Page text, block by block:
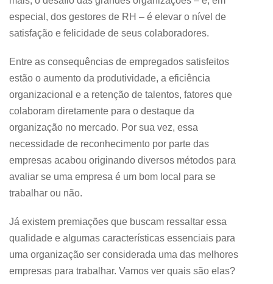
especial, dos gestores de RH – é elevar o nível de
satisfação e felicidade de seus colaboradores.
Entre as consequências de empregados satisfeitos
estão o aumento da produtividade, a eficiência
organizacional e a retenção de talentos, fatores que
colaboram diretamente para o destaque da
organização no mercado. Por sua vez, essa
necessidade de reconhecimento por parte das
empresas acabou originando diversos métodos para
avaliar se uma empresa é um bom local para se
trabalhar ou não.
Já existem premiações que buscam ressaltar essa
qualidade e algumas características essenciais para
uma organização ser considerada uma das melhores
empresas para trabalhar. Vamos ver quais são elas?